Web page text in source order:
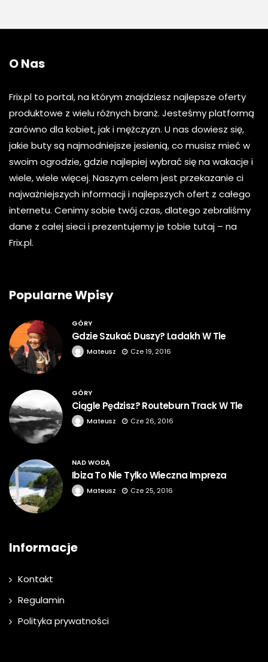
O Nas
Frix.pl to portal, na którym znajdziesz najlepsze oferty
produktowe z wielu różnych branż. Jesteśmy platformą
zarówno dla kobiet, jak i mężczyzn. U nas dowiesz się,
jakie buty są najmodniejsze jesienią, co musisz mieć w
swoim ogrodzie, gdzie najlepiej wybrać się na wakacje i
wiele, wiele więcej. Naszym celem jest przekazanie ci
najważniejszych informacji i najlepszych ofert z całego
internetu. Cenimy sobie twój czas, dlatego zebraliśmy
dane z całej sieci i prezentujemy je tobie tutaj – na
Frix.pl.
Popularne Wpisy
GÓRY
Gdzie Szukać Duszy? Ladakh W Tle
Mateusz Cze 19, 2016
GÓRY
Ciągle Pędzisz? Routeburn Track W Tle
Mateusz Cze 26, 2016
NAD WODĄ
Ibiza To Nie Tylko Wieczna Impreza
Mateusz Cze 25, 2016
Informacje
Kontakt
Regulamin
Polityka prywatności